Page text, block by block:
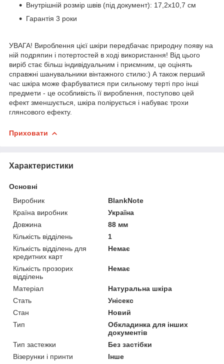
Внутрішній розмір швів (під документ): 17,2x10,7 см
Гарантія 3 роки
УВАГА! Вироблення цієї шкіри передбачає природну появу на
ній подряпин і потертостей в ході використання! Від цього
виріб стає більш індивідуальним і приємним, це оцінять
справжні шанувальники вінтажного стилю:) А також перший
час шкіра може фарбуватися при сильному терті про інші
предмети - це особливість її вироблення, поступово цей
ефект зменшується, шкіра полірується і набуває трохи
глянсового ефекту.
Приховати
Характеристики
Основні
Виробник
BlankNote
Країна виробник
Україна
Довжина
88 мм
Кількість відділень
1
Кількість відділень для
кредитних карт
Немає
Кількість прозорих
відділень
Немає
Матеріал
Натуральна шкіра
Стать
Унісекс
Стан
Новий
Тип
Обкладинка для інших
документів
Тип застежки
Без застібки
Візерунки і принти
Інше